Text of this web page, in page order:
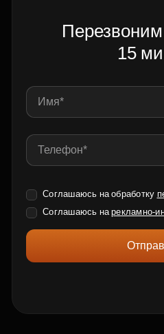
15
Соглашаюсь на обработку
Соглашаюсь нарекламно-